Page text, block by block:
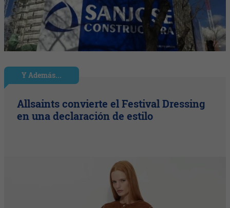
Y Además...
Allsaints convierte el Festival Dressing
en una declaración de estilo